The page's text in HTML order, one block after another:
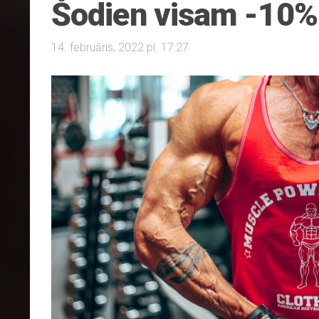
Šodien visam -
14. februāris, 2022 pl. 17:27